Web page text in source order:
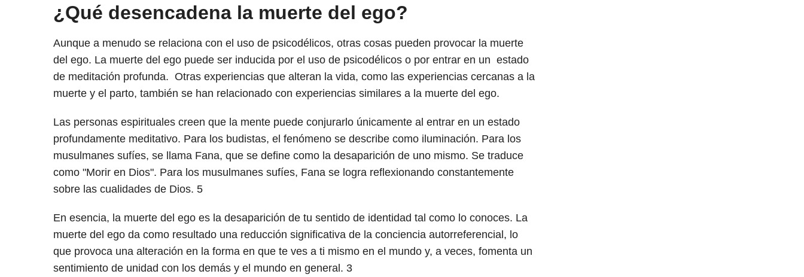
¿Qué desencadena la muerte del ego?
Aunque a menudo se relaciona con el uso de psicodélicos, otras cosas pueden provocar la muerte
del ego. La muerte del ego puede ser inducida por el uso de psicodélicos o por entrar en un estado
de meditación profunda. Otras experiencias que alteran la vida, como las experiencias cercanas a la
muerte y el parto, también se han relacionado con experiencias similares a la muerte del ego.
Las personas espirituales creen que la mente puede conjurarlo únicamente al entrar en un estado
profundamente meditativo. Para los budistas, el fenómeno se describe como iluminación. Para los
musulmanes sufíes, se llama Fana, que se define como la desaparición de uno mismo. Se traduce
como "Morir en Dios". Para los musulmanes sufíes, Fana se logra reflexionando constantemente
sobre las cualidades de Dios. 5
En esencia, la muerte del ego es la desaparición de tu sentido de identidad tal como lo conoces. La
muerte del ego da como resultado una reducción significativa de la conciencia autorreferencial, lo
que provoca una alteración en la forma en que te ves a ti mismo en el mundo y, a veces, fomenta un
sentimiento de unidad con los demás y el mundo en general. 3